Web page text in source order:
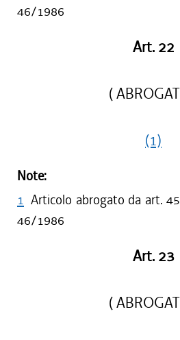
46/1986
Art. 22
(
(1)
Note:
1 Articolo abrogato da art.
46/1986
Art. 23
(